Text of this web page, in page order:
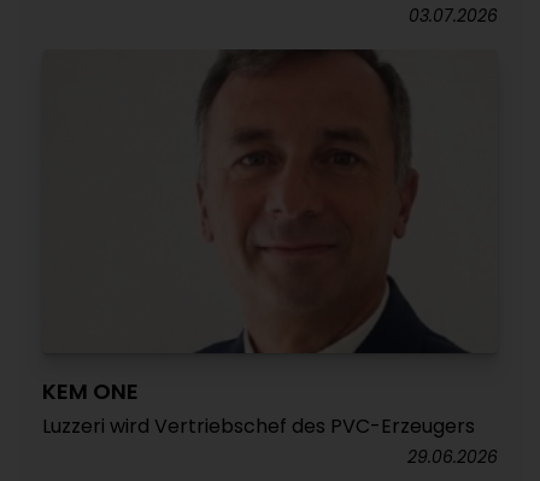
03.07.2026
KEM ONE
Luzzeri wird Vertriebschef des PVC-Erzeugers
29.06.2026